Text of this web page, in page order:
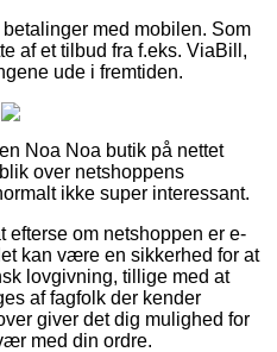
med mobilen. Som
af et tilbud fra f.eks. ViaBill,
ude i fremtiden.
Noa Noa butik på nettet
over netshoppens
ikke super interessant.
efterse om netshoppen er e-
kan være en sikkerhed for at
lovgivning, tillige med at
af fagfolk der kender
giver det dig mulighed for
med din ordre.